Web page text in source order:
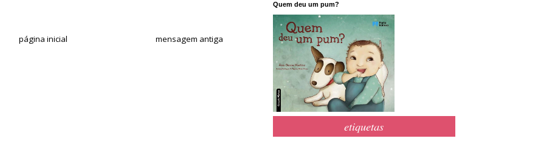
mensagem antiga
página inicial
Quem deu um pum?
etiquetas